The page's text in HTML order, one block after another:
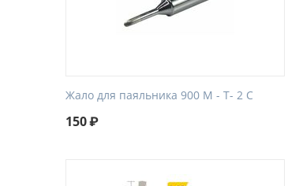
Жало для паяльника 900 М - Т- 2 C
150₽